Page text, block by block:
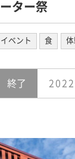
ーター祭
イベント 食
終了